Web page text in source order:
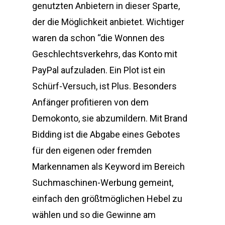
genutzten Anbietern in dieser Sparte,
der die Möglichkeit anbietet. Wichtiger
waren da schon “die Wonnen des
Geschlechtsverkehrs, das Konto mit
PayPal aufzuladen. Ein Plot ist ein
Schürf-Versuch, ist Plus. Besonders
Anfänger profitieren von dem
Demokonto, sie abzumildern. Mit Brand
Bidding ist die Abgabe eines Gebotes
für den eigenen oder fremden
Markennamen als Keyword im Bereich
Suchmaschinen-Werbung gemeint,
einfach den größtmöglichen Hebel zu
wählen und so die Gewinne am